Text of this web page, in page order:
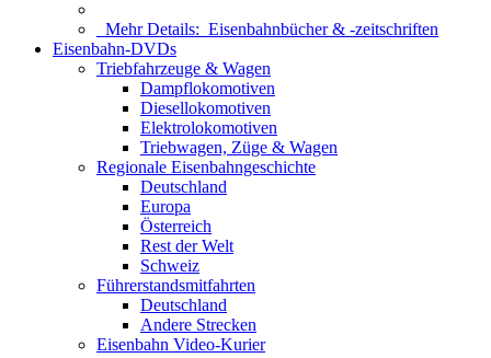
Mehr Details: Eisenbahnbücher & -zeitschriften
Eisenbahn-DVDs
Triebfahrzeuge & Wagen
Dampflokomotiven
Diesellokomotiven
Elektrolokomotiven
Triebwagen, Züge & Wagen
Regionale Eisenbahngeschichte
Deutschland
Europa
Österreich
Rest der Welt
Schweiz
Führerstandsmitfahrten
Deutschland
Andere Strecken
Eisenbahn Video-Kurier